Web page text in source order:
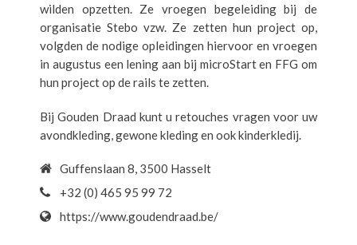
wilden opzetten. Ze vroegen begeleiding bij de
organisatie Stebo vzw. Ze zetten hun project op,
volgden de nodige opleidingen hiervoor en vroegen
in augustus een lening aan bij microStart en FFG om
hun project op de rails te zetten.
Bij Gouden Draad kunt u retouches vragen voor uw
avondkleding, gewone kleding en ook kinderkledij.
Guffenslaan 8, 3500 Hasselt
+32 (0) 465 95 99 72
https://www.goudendraad.be/